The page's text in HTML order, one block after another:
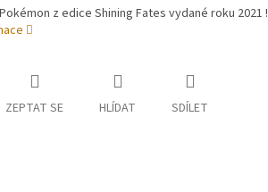
z edice Shining Fates vydané roku 2021 !
ZEPTAT SE HLÍDAT SDÍLET